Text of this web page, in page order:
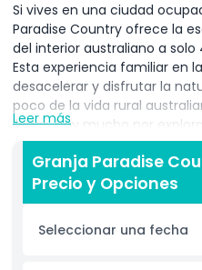
Si vives en una ciudad
Paradise Country ofrece la
del interior australiano a solo
Esta experiencia familiar en
desacelerar y disfrutar la
poco de la vida rural
llegas, hay mucho por
terrenos, conocer animales
a algunos de los animales
Alimenta canguros, acaricia
ovejas, cabras, cerditos y
un éxito para los niños,
diaria con biberón de
Leer más
Granja Paradise
Precio y Opciones
Seleccionar una fecha